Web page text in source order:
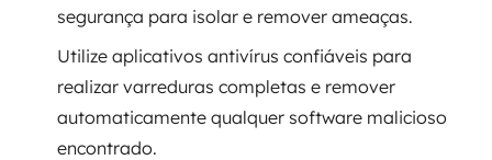
Sustentação de aplicações
SRE / DevOps
Monitoramento 24x7
segurança para isolar e remover ameaças.
Utilize aplicativos antivírus confiáveis para
realizar varreduras completas e remover
automaticamente qualquer software malicioso
encontrado.